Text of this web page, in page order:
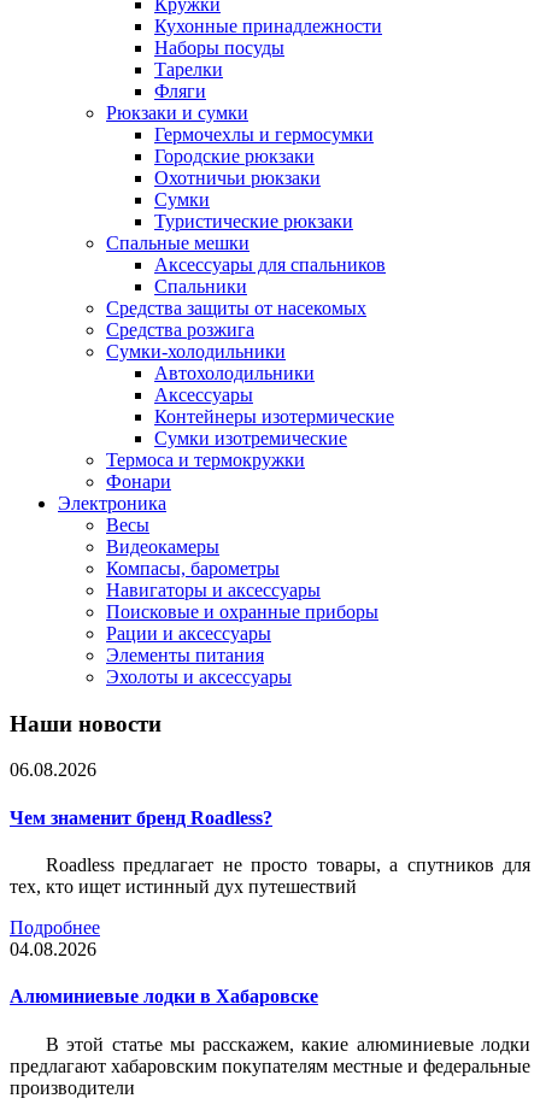
Кружки
Кухонные принадлежности
Наборы посуды
Тарелки
Фляги
Рюкзаки и сумки
Гермочехлы и гермосумки
Городские рюкзаки
Охотничьи рюкзаки
Сумки
Туристические рюкзаки
Спальные мешки
Аксессуары для спальников
Спальники
Средства защиты от насекомых
Средства розжига
Сумки-холодильники
Автохолодильники
Аксессуары
Контейнеры изотермические
Сумки изотремические
Термоса и термокружки
Фонари
Электроника
Весы
Видеокамеры
Компасы, барометры
Навигаторы и аксессуары
Поисковые и охранные приборы
Рации и аксессуары
Элементы питания
Эхолоты и аксессуары
Наши новости
06.08.2026
Чем знаменит бренд Roadless?
Roadless предлагает не просто товары, а спутников для
тех, кто ищет истинный дух путешествий
Подробнее
04.08.2026
Алюминиевые лодки в Хабаровске
В этой статье мы расскажем, какие алюминиевые лодки
предлагают хабаровским покупателям местные и федеральные
производители